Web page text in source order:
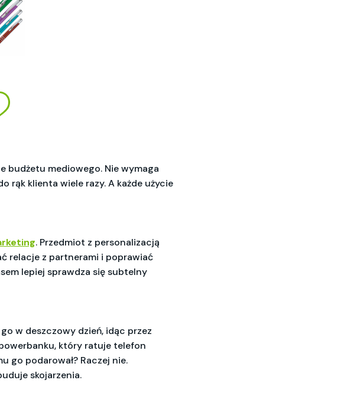
budżetu mediowego. Nie wymaga
rąk klienta wiele razy. A każde użycie
. Przedmiot z personalizacją
relacje z partnerami i poprawiać
lepiej sprawdza się subtelny
w deszczowy dzień, idąc przez
który ratuje telefon
go podarował? Raczej nie.
skojarzenia.